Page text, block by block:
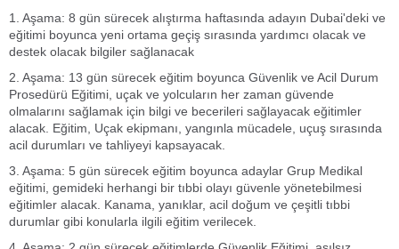
1. Aşama: 8 gün sürecek alıştırma haftasında adayın Dubai'deki ve
eğitimi boyunca yeni ortama geçiş sırasında yardımcı olacak ve
destek olacak bilgiler sağlanacak
2. Aşama: 13 gün sürecek eğitim boyunca Güvenlik ve Acil Durum
Prosedürü Eğitimi, uçak ve yolcuların her zaman güvende
olmalarını sağlamak için bilgi ve becerileri sağlayacak eğitimler
alacak. Eğitim, Uçak ekipmanı, yangınla mücadele, uçuş sırasında
acil durumları ve tahliyeyi kapsayacak.
3. Aşama: 5 gün sürecek eğitim boyunca adaylar Grup Medikal
eğitimi, gemideki herhangi bir tıbbi olayı güvenle yönetebilmesi
eğitimler alacak. Kanama, yanıklar, acil doğum ve çeşitli tıbbi
durumlar gibi konularla ilgili eğitim verilecek.